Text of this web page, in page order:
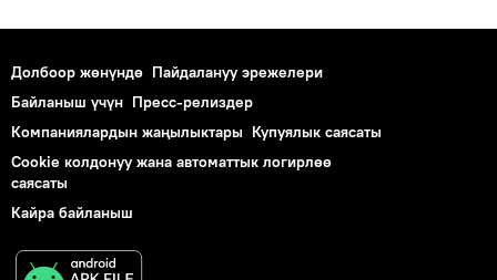
Долбоор жөнүндө Пайдалануу эрежелери
Байланыш үчүн Пресс-релиздер
Компаниялардын жаңылыктары Купуялык саясаты
Cookie колдонуу жана автоматтык логирлөө
саясаты
Кайра байланыш